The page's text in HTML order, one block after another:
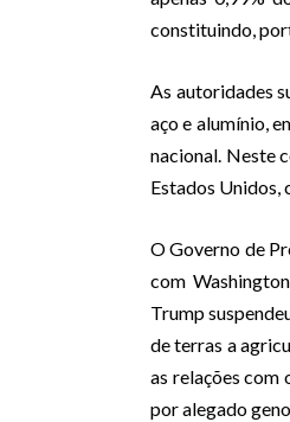
constituindo,
As autoridades
aço e alumínio,
nacional. Neste
Estados Unidos,
O Governo de
com
Trump
de terras a
as relações com
por alegado